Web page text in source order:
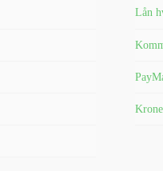
Lån